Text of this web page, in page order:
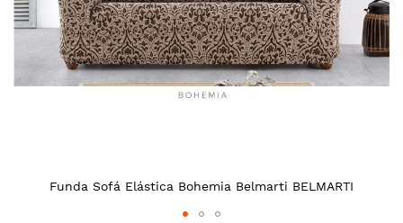
Funda Sofá Elástica Bohemia Belmarti BELMARTI